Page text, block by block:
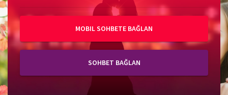
MOBIL SOHBETE BAĞLAN
SOHBET BAĞLAN